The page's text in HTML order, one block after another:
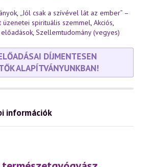
, „Jól csak a szívével lát az ember” –
üzenetei spirituális szemmel, Akciós,
, Szellemtudomány (vegyes)
DÍJMENTESEN
ALAPÍTVÁNYUNKBAN!
információk